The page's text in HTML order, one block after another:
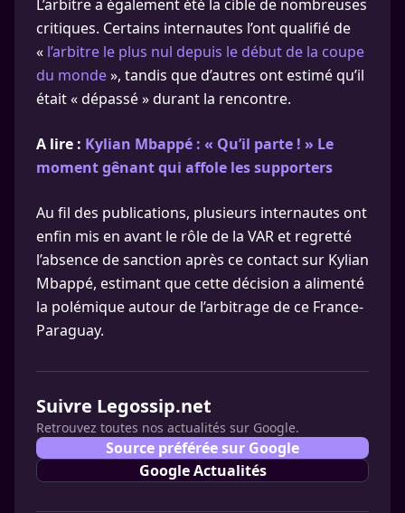
L’arbitre a également été la cible de nombreuses
critiques. Certains internautes l’ont qualifié de
« l’arbitre le plus nul depuis le début de la coupe
du monde», tandis que d’autres ont estimé qu’il
était « dépassé » durant la rencontre.
A lire : Kylian Mbappé : « Qu’il parte ! » Le
moment gênant qui affole les supporters
Au fil des publications, plusieurs internautes ont
enfin mis en avant le rôle de la VAR et regretté
l’absence de sanction après ce contact sur Kylian
Mbappé, estimant que cette décision a alimenté
la polémique autour de l’arbitrage de ce France-
Paraguay.
Suivre Legossip.net
Retrouvez toutes nos actualités sur Google.
Source préférée sur Google
Google Actualités